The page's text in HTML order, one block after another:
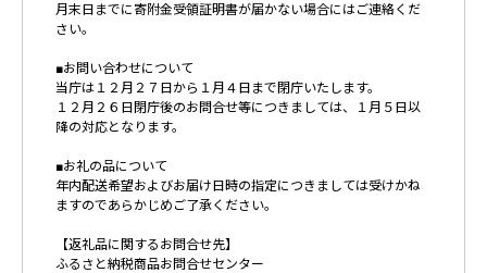
月末日までに寄附金受領証明書が届かない場合にはご連絡くだ
さい。
■お問い合わせについて
当庁は１２月２７日から１月４日まで閉庁いたします。
１２月２６日閉庁後のお問合せ等につきましては、１月５日以
降の対応となります。
■お礼の品について
年内配送希望およびお届け日時の指定につきましては受けかね
ますのであらかじめご了承ください。
【返礼品に関するお問合せ先】
ふるさと納税商品お問合せセンター